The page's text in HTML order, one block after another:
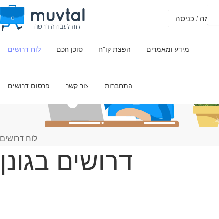
/ כניסה
לוח דרושים סוכן חכם הפצת קו"ח מידע ומאמרים
פרסום דרושים צור קשר התחברות
לוח דרושים
דרושים בגונן